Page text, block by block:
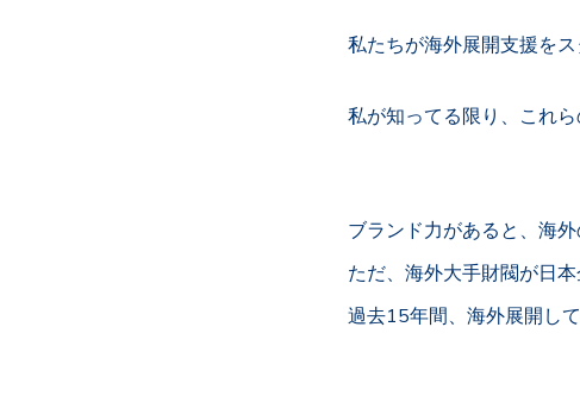
私たちが海外展開支援を
私が知ってる限り、これ
ブランド力があると、海
ただ、海外大手財閥が日
過去15年間、海外展開し